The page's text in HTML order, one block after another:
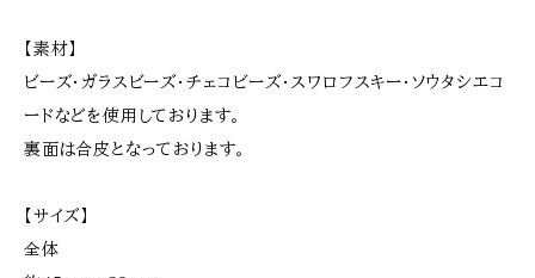
【素材】
ビーズ･ガラスビーズ･チェコビーズ･スワロフスキー･ソウタシエコ
ードなどを使用しております。
裏面は合皮となっております。
【サイズ】
全体